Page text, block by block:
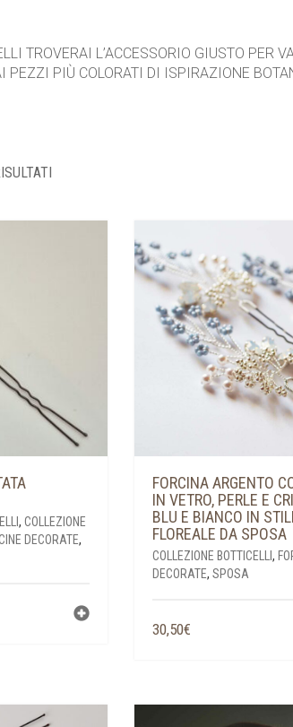
TROVERAI L’ACCESSORIO GIUSTO PER
PIÙ COLORATI DI ISPIRAZIONE
, COLLEZIONE
DECORATE,
FORCINA ARGENTO
IN VETRO, PERLE E
BLU E BIANCO IN
FLOREALE DA SPOSA
COLLEZIONE BOTTICELLI,
DECORATE, SPOSA
30,50€